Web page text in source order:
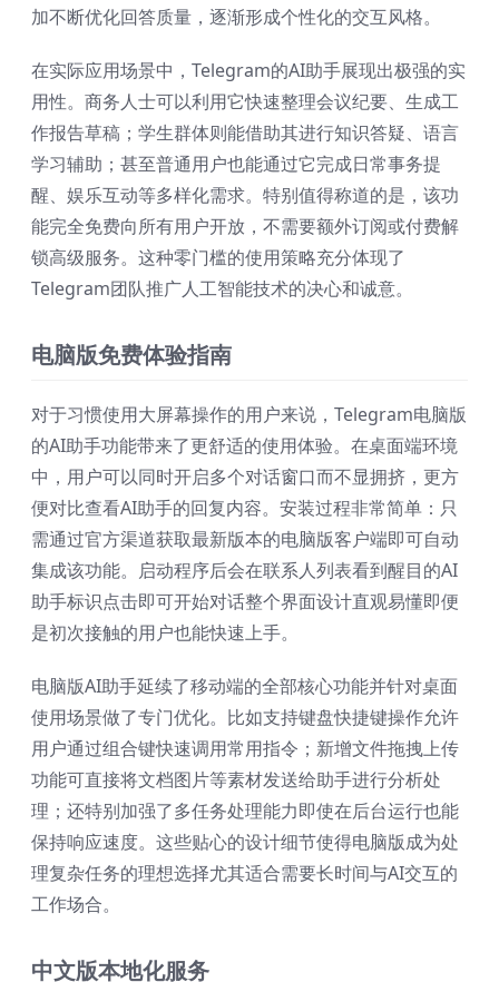
加不断优化回答质量，逐渐形成个性化的交互风格。
在实际应用场景中，Telegram的AI助手展现出极强的实
用性。商务人士可以利用它快速整理会议纪要、生成工
作报告草稿；学生群体则能借助其进行知识答疑、语言
学习辅助；甚至普通用户也能通过它完成日常事务提
醒、娱乐互动等多样化需求。特别值得称道的是，该功
能完全免费向所有用户开放，不需要额外订阅或付费解
锁高级服务。这种零门槛的使用策略充分体现了
Telegram团队推广人工智能技术的决心和诚意。
电脑版免费体验指南
对于习惯使用大屏幕操作的用户来说，Telegram电脑版
的AI助手功能带来了更舒适的使用体验。在桌面端环境
中，用户可以同时开启多个对话窗口而不显拥挤，更方
便对比查看AI助手的回复内容。安装过程非常简单：只
需通过官方渠道获取最新版本的电脑版客户端即可自动
集成该功能。启动程序后会在联系人列表看到醒目的AI
助手标识点击即可开始对话整个界面设计直观易懂即便
是初次接触的用户也能快速上手。
电脑版AI助手延续了移动端的全部核心功能并针对桌面
使用场景做了专门优化。比如支持键盘快捷键操作允许
用户通过组合键快速调用常用指令；新增文件拖拽上传
功能可直接将文档图片等素材发送给助手进行分析处
理；还特别加强了多任务处理能力即使在后台运行也能
保持响应速度。这些贴心的设计细节使得电脑版成为处
理复杂任务的理想选择尤其适合需要长时间与AI交互的
工作场合。
中文版本地化服务